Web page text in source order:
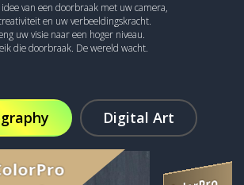
van een doorbraak met uw camera,
en uw verbeeldingskracht.
uw visie naar een hoger niveau.
die doorbraak. De wereld wacht.
Digital Art